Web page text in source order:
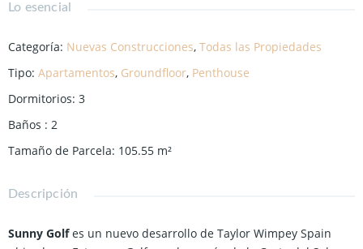
Lo esencial
Categoría: Nuevas Construcciones, Todas las Propiedades
Tipo: Apartamentos, Groundfloor, Penthouse
Dormitorios: 3
Baños : 2
Tamaño de Parcela: 105.55 m²
Descripción
Sunny Golfes un nuevo desarrollo de Taylor Wimpey Spain